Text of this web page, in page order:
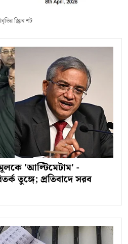
স্ক্রিন শট
'আল্টিমেটাম' -
তুঙ্গে; প্রতিবাদে সরব